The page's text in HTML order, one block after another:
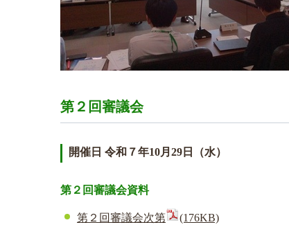
第２回審議会
開催日 令和７年10月29日（水）
第２回審議会資料
第２回審議会次第 (176KB)